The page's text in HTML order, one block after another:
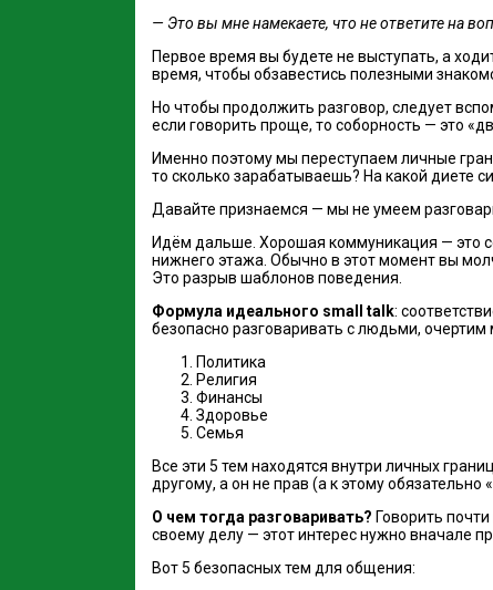
— Это вы мне намекаете, что не ответите на
Первое время вы будете не выступать, а
время, чтобы обзавестись полезными
Но чтобы продолжить разговор, следует
если говорить проще, то соборность — это
Именно поэтому мы переступаем личные
то сколько зарабатываешь? На какой диете
Давайте признаемся — мы не умеем
Идём дальше. Хорошая коммуникация — это
нижнего этажа. Обычно в этот момент вы
Это разрыв шаблонов поведения.
Формула идеального small talk:
безопасно разговаривать с людьми, очертим
Политика
Религия
Финансы
Здоровье
Семья
Все эти 5 тем находятся внутри личных
другому, а он не прав (а к этому обязательно
О чем тогда разговаривать? Говорить
своему делу — этот интерес нужно вначале
Вот 5 безопасных тем для общения: